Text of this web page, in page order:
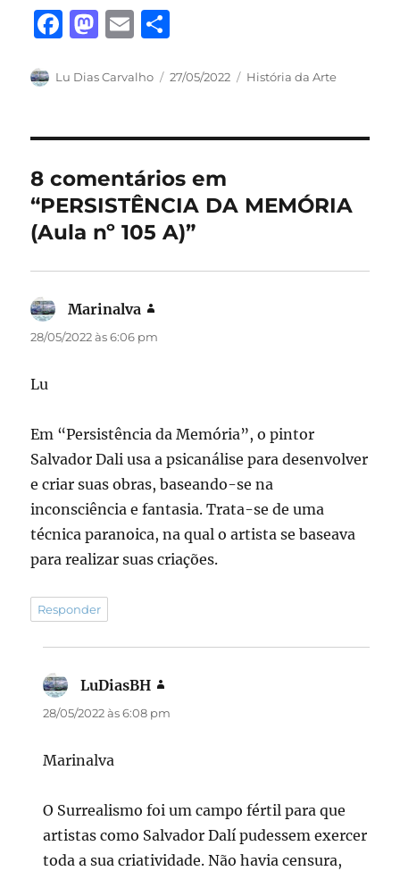
F
c
b
o
o
k
M
st
d
o
n
E
ai a
Autor
Lu Dias Carvalho
Publicado
27/05/2022 Categorias
História da Arte
8 comentários em
“PERSISTÊNCIA DA MEMÓRIA
(Aula nº 105 A)”
Marinalva
28/05/2022 às 6:06 pm
Lu
Em “Persistência da Memória”, o pintor
Salvador Dali usa a psicanálise para desenvolver
e criar suas obras, baseando-se na
inconsciência e fantasia. Trata-se de uma
técnica paranoica, na qual o artista se baseava
para realizar suas criações.
Responder
LuDiasBH
28/05/2022 às 6:08 pm
Marinalva
O Surrealismo foi um campo fértil para que
artistas como Salvador Dalí pudessem exercer
toda a sua criatividade. Não havia censura,